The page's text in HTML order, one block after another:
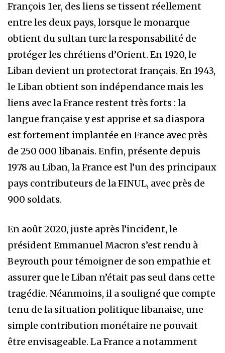
François 1er, des liens se tissent réellement
entre les deux pays, lorsque le monarque
obtient du sultan turc la responsabilité de
protéger les chrétiens d’Orient. En 1920, le
Liban devient un protectorat français. En 1943,
le Liban obtient son indépendance mais les
liens avec la France restent très forts : la
langue française y est apprise et sa diaspora
est fortement implantée en France avec près
de 250 000 libanais. Enfin, présente depuis
1978 au Liban, la France est l’un des principaux
pays contributeurs de la FINUL, avec près de
900 soldats.
En août 2020, juste après l’incident, le
président Emmanuel Macron s’est rendu à
Beyrouth pour témoigner de son empathie et
assurer que le Liban n’était pas seul dans cette
tragédie. Néanmoins, il a souligné que compte
tenu de la situation politique libanaise, une
simple contribution monétaire ne pouvait
être envisageable. La France a notamment